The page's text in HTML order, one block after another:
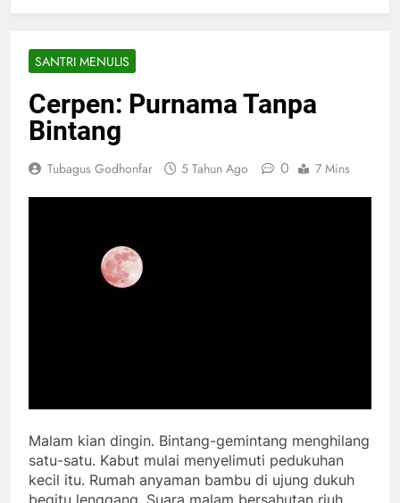
SANTRI MENULIS
Cerpen: Purnama Tanpa
Bintang
Tubagus Godhonfar 5 Tahun Ago 0 7 Mins
Malam kian dingin. Bintang-gemintang menghilang
satu-satu. Kabut mulai menyelimuti pedukuhan
kecil itu. Rumah anyaman bambu di ujung dukuh